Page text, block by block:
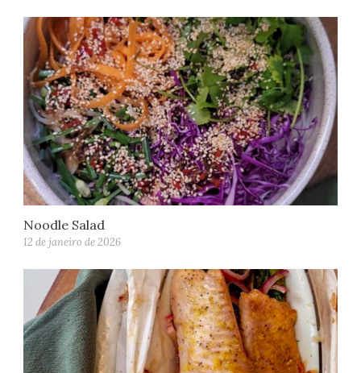
Noodle Salad
12 de janeiro de 2026